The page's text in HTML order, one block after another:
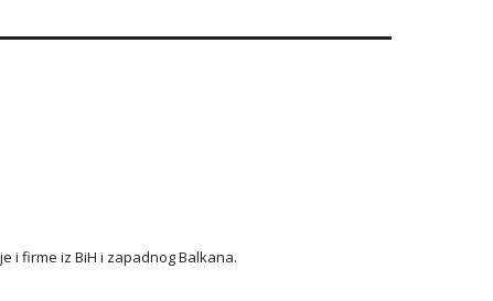
i firme iz BiH i zapadnog Balkana.